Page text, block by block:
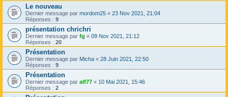
Le nouveau
Dernier message par mordom25 « 23 Nov 2021, 21:04
Réponses : 9
présentation chrichri
Dernier message par fg « 09 Nov 2021, 21:12
Réponses : 20
Présentation
Dernier message par Micha « 28 Juin 2021, 22:50
Réponses : 9
Présentation
Dernier message par alf77 « 10 Mai 2021, 15:46
Réponses : 2